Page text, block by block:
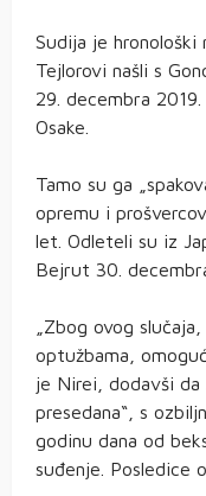
Sudija je hronološki
Tejlorovi našli s
29. decembra
Osake.
Tamo su ga
opremu i
let. Odleteli su iz
Bejrut 30.
„Zbog ovog
optužbama,
je Nirei, dodavši
presedana“, s
godinu dana od
suđenje. Posledice